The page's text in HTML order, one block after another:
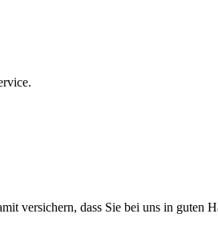
versichern, dass Sie bei uns in guten